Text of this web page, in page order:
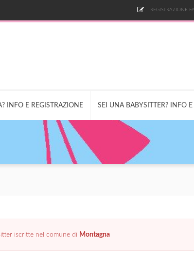
REGISTRAZIONE
INFO E REGISTRAZIONE SEI UNA BABYSITTER? INFO
iscritte nel comune di Montagna